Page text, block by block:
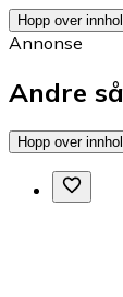
Hopp over
Annonse
Andre
Hopp over